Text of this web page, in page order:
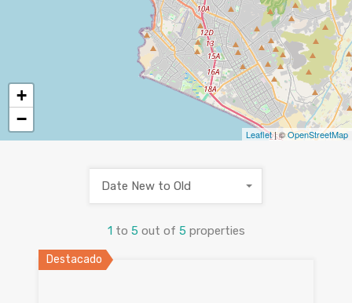
+
−
Leaflet| ©OpenStreetMap
1 to 5 out of 5 properties
Date New to Old
Destacado